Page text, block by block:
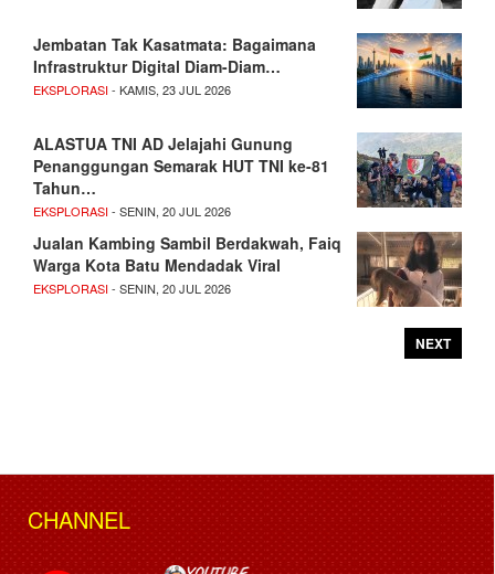
Jembatan Tak Kasatmata: Bagaimana
Infrastruktur Digital Diam-Diam…
EKSPLORASI- KAMIS, 23 JUL 2026
ALASTUA TNI AD Jelajahi Gunung
Penanggungan Semarak HUT TNI ke-81
Tahun…
EKSPLORASI- SENIN, 20 JUL 2026
Jualan Kambing Sambil Berdakwah, Faiq
Warga Kota Batu Mendadak Viral
EKSPLORASI- SENIN, 20 JUL 2026
NEXT
CHANNEL